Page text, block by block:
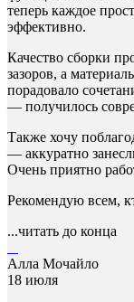
теперь каждое
эффективно.
Качество сборки
зазоров, а
порадовало
— получилось
Также хочу
— аккуратно
Очень приятно
Рекомендую всем,
...читать до конца
Алла Мочайло
18 июля